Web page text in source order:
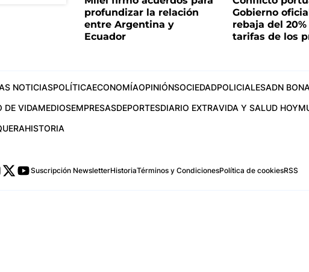
profundizar la relación
entre Argentina y
Ecuador
Gobierno
rebaja del
tarifas de los
NOTICIASPOLÍTICAECONOMÍAOPINIÓNSOCIEDADPOLICIALESADN
DE VIDAMEDIOSEMPRESASDEPORTESDIARIO EXTRAVIDA Y SALUD HOY
HISTORIA
Suscripción NewsletterHistoriaTérminos y CondicionesPolítica de cookiesRSS